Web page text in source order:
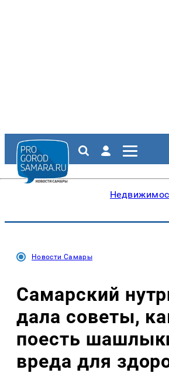
Новости Самары
Самарский
дала советы,
поесть
вреда для